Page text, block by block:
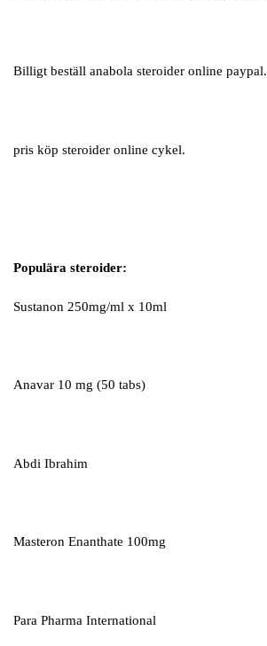
Billigt beställ anabola steroider online paypal.
pris köp steroider online cykel.
Populära steroider:
Sustanon 250mg/ml x 10ml
Anavar 10 mg (50 tabs)
Abdi Ibrahim
Masteron Enanthate 100mg
Para Pharma International